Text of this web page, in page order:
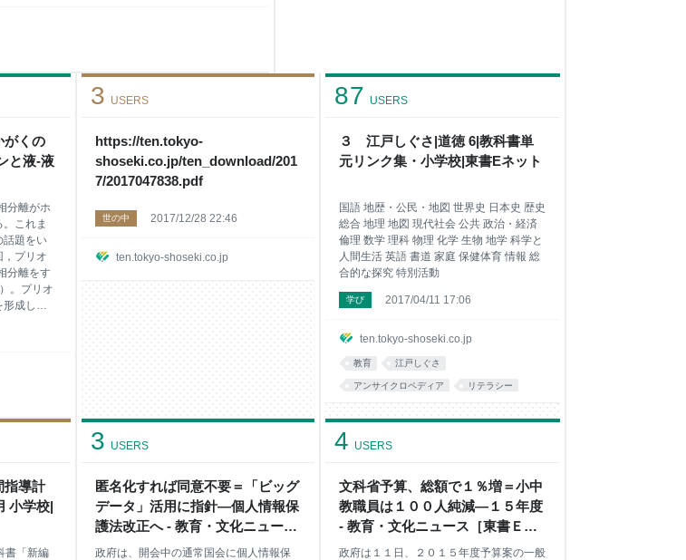
くの
と液-液
分離がホ
これま
話題をい
，プリオ
分離をす
。プリオ
形成して
たが，
化し，
が進化
パク質か
DNAや
に感染
おり，
ている。
の立体構
わち，
ンパク
ン
https://ten.tokyo-
shoseki.co.jp/ten_download/201
7/2017047838.pdf
3 USERS
ten.tokyo-shoseki.co.jp
世の中 2017/12/28 22:46
３ 江戸しぐさ|道徳 6|教科書単
元リンク集・小学校|東書Eネット
87 USERS
ten.tokyo-shoseki.co.jp
国語 地歴・公民・地図 世界史 日本史 歴史
総合 地理 地図 現代社会 公共 政治・経済
倫理 数学 理科 物理 化学 生物 地学 科学と
人間生活 英語 書道 家庭 保健体育 情報 総
合的な探究 特別活動
学び 2017/04/11 17:06
教育 江戸しぐさ
アンサイクロペディア リテラシー
指導計
小学校|
書「新編
匿名化すれば同意不要＝「ビッグ
データ」活用に指針―個人情報保
護法改正へ - 教育・文化ニュース
［東書Ｅネット］
3 USERS
政府は、開会中の通常国会に個人情報保
文科省予算、総額で１％増＝小中
教職員は１００人純減―１５年度
- 教育・文化ニュース［東書Ｅネ
ット］
4 USERS
政府は１１日、２０１５年度予算案の一般